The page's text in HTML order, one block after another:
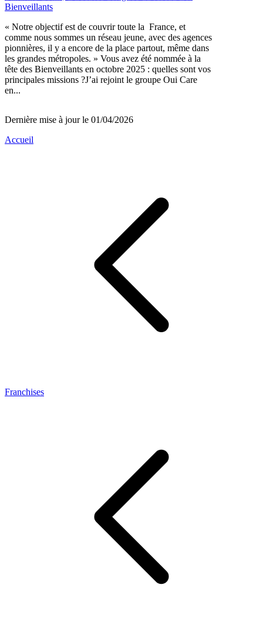
Bienveillants
« Notre objectif est de couvrir toute la France, et
comme nous sommes un réseau jeune, avec des agences
pionnières, il y a encore de la place partout, même dans
les grandes métropoles. » Vous avez été nommée à la
tête des Bienveillants en octobre 2025 : quelles sont vos
principales missions ?J’ai rejoint le groupe Oui Care
en...
Dernière mise à jour le 01/04/2026
Accueil
Franchises